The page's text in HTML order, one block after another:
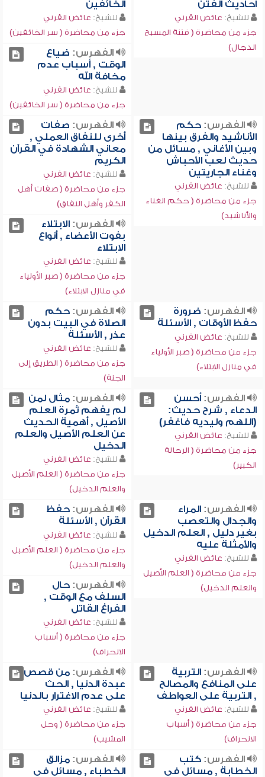
أحاديث الفتن
للشيخ: عائض القرني
جزء من محاضرة ( فتنة المسيح
الدجال)
الخائفين
للشيخ: عائض القرني
جزء من محاضرة ( سر الخائفين)
الفهرس: ضياع
الوقت , أسباب عدم
مخافة الله
للشيخ: عائض القرني
جزء من محاضرة ( سر الخائفين)
الفهرس:حكم
الأناشيد والفرق بينها
وبين الأغاني , مسائل من
حديث لعب الأحباش
وغناء الجاريتين
للشيخ: عائض القرني
جزء من محاضرة ( حكم الغناء
والأناشيد)
الفهرس: صفات
أخرى للنفاق العملي ,
معاني الشهادة في القرآن
الكريم
للشيخ: عائض القرني
جزء من محاضرة ( صفات أهل
الكفر وأهل النفاق)
الفهرس:الابتلاء
بفوت الأعضاء , أنواع
الابتلاء
للشيخ: عائض القرني
جزء من محاضرة ( صبر الأولياء
في منازل الابتلاء)
الفهرس: ضرورة
حفظ الأوقات , الأسئلة
للشيخ: عائض القرني
جزء من محاضرة ( صبر الأولياء
في منازل الابتلاء)
الفهرس:حكم
الصلاة في البيت بدون
عذر , الأسئلة
للشيخ: عائض القرني
جزء من محاضرة ( الطريق إلى
الجنة)
الفهرس:أحسن
الدعاء , شرح حديث:
(اللهم وليديه فاغفر)
للشيخ: عائض القرني
جزء من محاضرة ( الرحالة
الكبير)
الفهرس:مثال لمن
لم يفهم ثمرة العلم
الأصيل , أهمية الحديث
عن العلم الأصيل والعلم
الدخيل
للشيخ: عائض القرني
جزء من محاضرة ( العلم الأصيل
والعلم الدخيل)
الفهرس:المراء
والجدال والتعصب
بغير دليل , العلم الدخيل
والأمثلة عليه
للشيخ: عائض القرني
جزء من محاضرة ( العلم الأصيل
والعلم الدخيل)
الفهرس:حفظ
القرآن , الأسئلة
للشيخ: عائض القرني
جزء من محاضرة ( العلم الأصيل
والعلم الدخيل)
الفهرس:حال
السلف مع الوقت ,
الفراغ القاتل
للشيخ: عائض القرني
جزء من محاضرة ( أسباب
الانحراف)
الفهرس:التربية
على المنافع والمصالح
, التربية على العواطف
للشيخ: عائض القرني
جزء من محاضرة ( أسباب
الانحراف)
الفهرس:من قصص
عبدة الدنيا , الحث
على عدم الاغترار بالدنيا
للشيخ: عائض القرني
جزء من محاضرة ( وحل
المشيب)
الفهرس:كتب
الخطابة , مسائل في
الفهرس:مزالق
الخطباء , مسائل في